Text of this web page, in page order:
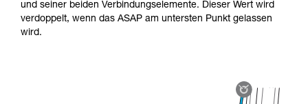
und seiner beiden Verbindungselemente. Dieser Wert wird
verdoppelt, wenn das ASAP am untersten Punkt gelassen
wird.